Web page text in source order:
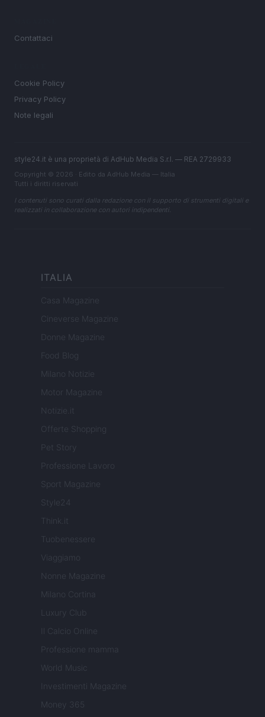
Contattaci
Cookie Policy
Privacy Policy
Note legali
style24.it è una proprietà di AdHub Media S.r.l. — REA 2729933
Copyright © 2026 · Edito da AdHub Media — Italia
Tutti i diritti riservati
I contenuti sono curati dalla redazione con il supporto di strumenti digitali e
realizzati in collaborazione con autori indipendenti.
ITALIA
Casa Magazine
Cineverse Magazine
Donne Magazine
Food Blog
Milano Notizie
Motor Magazine
Notizie.it
Offerte Shopping
Pet Story
Professione Lavoro
Sport Magazine
Style24
Think.it
Tuobenessere
Viaggiamo
Nonne Magazine
Milano Cortina
Luxury Club
Il Calcio Online
Professione mamma
World Music
Investimenti Magazine
Money 365